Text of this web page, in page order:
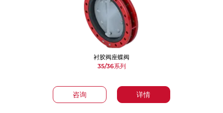
咨询 详情
衬胶阀座蝶阀
35/36系列